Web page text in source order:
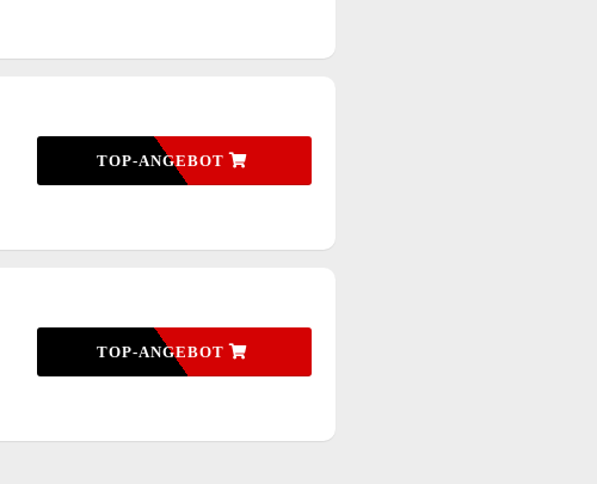
TOP-ANGEBOT
TOP-ANGEBOT